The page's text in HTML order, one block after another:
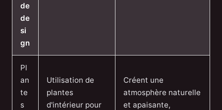
de
de
si
gn
Pl
an
te
s
Utilisation de
plantes
d'intérieur pour
Créent une
atmosphère naturelle
et apaisante,